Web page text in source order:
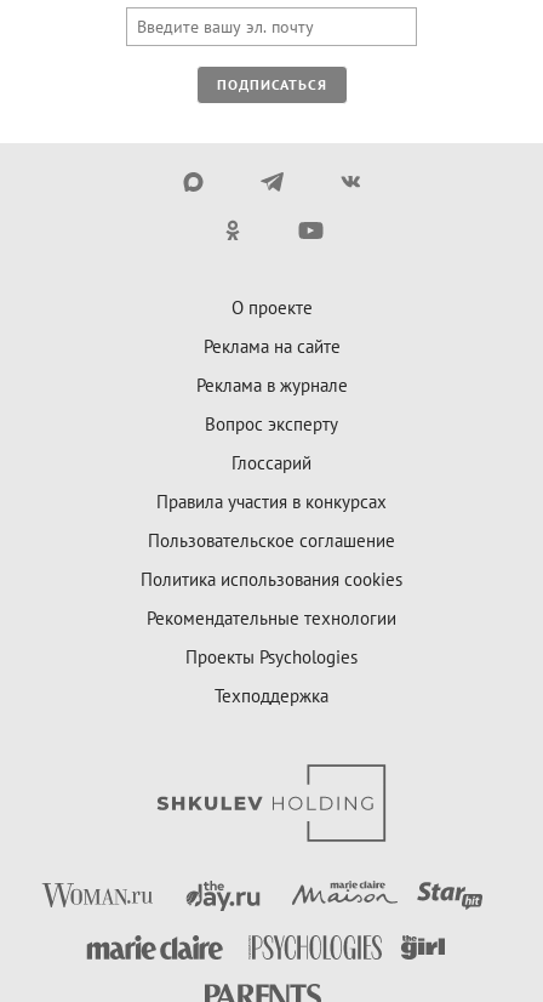
ПОДПИСАТЬСЯ
О проекте
Реклама на сайте
Реклама в журнале
Вопрос эксперту
Глоссарий
Правила участия в конкурсах
Пользовательское соглашение
Политика использования cookies
Рекомендательные технологии
Проекты Psychologies
Техподдержка